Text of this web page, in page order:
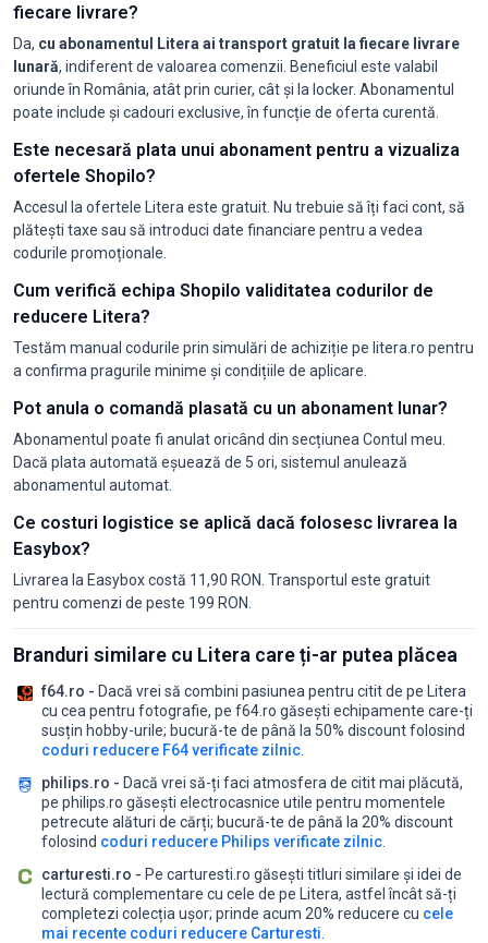
fiecare livrare?
Da, cu abonamentul Litera ai transport gratuit la fiecare livrare
lunară, indiferent de valoarea comenzii. Beneficiul este valabil
oriunde în România, atât prin curier, cât și la locker. Abonamentul
poate include și cadouri exclusive, în funcție de oferta curentă.
Este necesară plata unui abonament pentru a vizualiza
ofertele Shopilo?
Accesul la ofertele Litera este gratuit. Nu trebuie să îți faci cont, să
plătești taxe sau să introduci date financiare pentru a vedea
codurile promoționale.
Cum verifică echipa Shopilo validitatea codurilor de
reducere Litera?
Testăm manual codurile prin simulări de achiziție pe litera.ro pentru
a confirma pragurile minime și condițiile de aplicare.
Pot anula o comandă plasată cu un abonament lunar?
Abonamentul poate fi anulat oricând din secțiunea Contul meu.
Dacă plata automată eșuează de 5 ori, sistemul anulează
abonamentul automat.
Ce costuri logistice se aplică dacă folosesc livrarea la
Easybox?
Livrarea la Easybox costă 11,90 RON. Transportul este gratuit
pentru comenzi de peste 199 RON.
Branduri similare cu Litera care ți-ar putea plăcea
f64.ro - Dacă vrei să combini pasiunea pentru citit de pe Litera
cu cea pentru fotografie, pe f64.ro găsești echipamente care-ți
susțin hobby-urile; bucură-te de până la 50% discount folosind
coduri reducere F64 verificate zilnic
philips.ro - Dacă vrei să-ți faci atmosfera de citit mai plăcută,
pe philips.ro găsești electrocasnice utile pentru momentele
petrecute alături de cărți; bucură-te de până la 20% discount
folosind coduri reducere Philips verificate zilnic
carturesti.ro - Pe carturesti.ro găsești titluri similare și idei de
lectură complementare cu cele de pe Litera, astfel încât să-ți
completezi colecția ușor; prinde acum 20% reducere cu cele
mai recente coduri reducere Carturesti